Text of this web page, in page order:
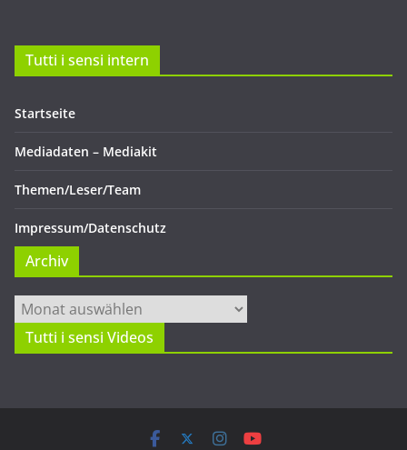
Tutti i sensi intern
Startseite
Mediadaten – Mediakit
Themen/Leser/Team
Impressum/Datenschutz
Archiv
Archiv
Tutti i sensi Videos